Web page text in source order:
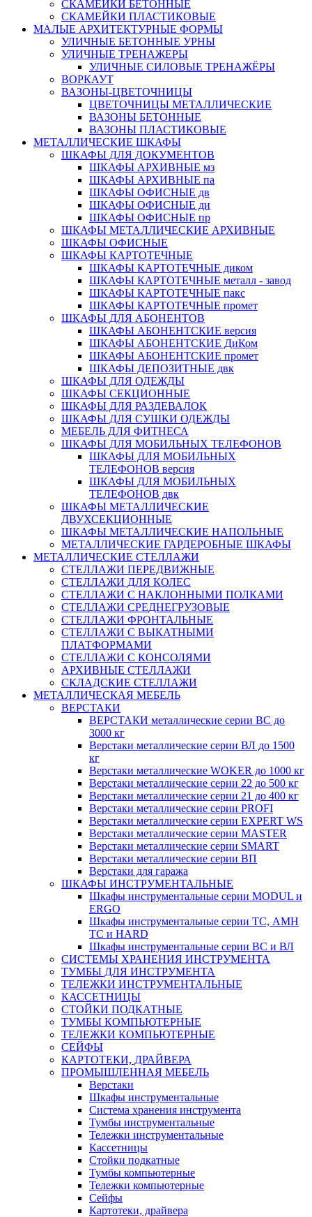
СКАМЕЙКИ БЕТОННЫЕ
СКАМЕЙКИ ПЛАСТИКОВЫЕ
МАЛЫЕ АРХИТЕКТУРНЫЕ ФОРМЫ
УЛИЧНЫЕ БЕТОННЫЕ УРНЫ
УЛИЧНЫЕ ТРЕНАЖЕРЫ
УЛИЧНЫЕ СИЛОВЫЕ ТРЕНАЖЁРЫ
ВОРКАУТ
ВАЗОНЫ-ЦВЕТОЧНИЦЫ
ЦВЕТОЧНИЦЫ МЕТАЛЛИЧЕСКИЕ
ВАЗОНЫ БЕТОННЫЕ
ВАЗОНЫ ПЛАСТИКОВЫЕ
МЕТАЛЛИЧЕСКИЕ ШКАФЫ
ШКАФЫ ДЛЯ ДОКУМЕНТОВ
ШКАФЫ АРХИВНЫЕ мз
ШКАФЫ АРХИВНЫЕ па
ШКАФЫ ОФИСНЫЕ дв
ШКАФЫ ОФИСНЫЕ ди
ШКАФЫ ОФИСНЫЕ пр
ШКАФЫ МЕТАЛЛИЧЕСКИЕ АРХИВНЫЕ
ШКАФЫ ОФИСНЫЕ
ШКАФЫ КАРТОТЕЧНЫЕ
ШКАФЫ КАРТОТЕЧНЫЕ диком
ШКАФЫ КАРТОТЕЧНЫЕ металл - завод
ШКАФЫ КАРТОТЕЧНЫЕ пакс
ШКАФЫ КАРТОТЕЧНЫЕ промет
ШКАФЫ ДЛЯ АБОНЕНТОВ
ШКАФЫ АБОНЕНТСКИЕ версия
ШКАФЫ АБОНЕНТСКИЕ ДиКом
ШКАФЫ АБОНЕНТСКИЕ промет
ШКАФЫ ДЕПОЗИТНЫЕ двк
ШКАФЫ ДЛЯ ОДЕЖДЫ
ШКАФЫ СЕКЦИОННЫЕ
ШКАФЫ ДЛЯ РАЗДЕВАЛОК
ШКАФЫ ДЛЯ СУШКИ ОДЕЖДЫ
МЕБЕЛЬ ДЛЯ ФИТНЕСА
ШКАФЫ ДЛЯ МОБИЛЬНЫХ ТЕЛЕФОНОВ
ШКАФЫ ДЛЯ МОБИЛЬНЫХ
ТЕЛЕФОНОВ версия
ШКАФЫ ДЛЯ МОБИЛЬНЫХ
ТЕЛЕФОНОВ двк
ШКАФЫ МЕТАЛЛИЧЕСКИЕ
ДВУХСЕКЦИОННЫЕ
ШКАФЫ МЕТАЛЛИЧЕСКИЕ НАПОЛЬНЫЕ
МЕТАЛЛИЧЕСКИЕ ГАРДЕРОБНЫЕ ШКАФЫ
МЕТАЛЛИЧЕСКИЕ СТЕЛЛАЖИ
СТЕЛЛАЖИ ПЕРЕДВИЖНЫЕ
СТЕЛЛАЖИ ДЛЯ КОЛЕС
СТЕЛЛАЖИ С НАКЛОННЫМИ ПОЛКАМИ
СТЕЛЛАЖИ СРЕДНЕГРУЗОВЫЕ
СТЕЛЛАЖИ ФРОНТАЛЬНЫЕ
СТЕЛЛАЖИ С ВЫКАТНЫМИ
ПЛАТФОРМАМИ
СТЕЛЛАЖИ С КОНСОЛЯМИ
АРХИВНЫЕ СТЕЛЛАЖИ
СКЛАДСКИЕ СТЕЛЛАЖИ
МЕТАЛЛИЧЕСКАЯ МЕБЕЛЬ
ВЕРСТАКИ
ВЕРСТАКИ металлические серии ВС до
3000 кг
Верстаки металлические серии ВЛ до 1500
кг
Верстаки металлические WOKER до 1000 кг
Верстаки металлические серии 22 до 500 кг
Верстаки металлические серии 21 до 400 кг
Верстаки металлические серии PROFI
Верстаки металлические серии EXPERT WS
Верстаки металлические серии MASTER
Верстаки металлические серии SMART
Верстаки металлические серии ВП
Верстаки для гаража
ШКАФЫ ИНСТРУМЕНТАЛЬНЫЕ
Шкафы инструментальные серии MODUL и
ERGO
Шкафы инструментальные серии ТС, АМН
ТС и HARD
Шкафы инструментальные серии ВС и ВЛ
СИСТЕМЫ ХРАНЕНИЯ ИНСТРУМЕНТА
ТУМБЫ ДЛЯ ИНСТРУМЕНТА
ТЕЛЕЖКИ ИНСТРУМЕНТАЛЬНЫЕ
КАССЕТНИЦЫ
СТОЙКИ ПОДКАТНЫЕ
ТУМБЫ КОМПЬЮТЕРНЫЕ
ТЕЛЕЖКИ КОМПЬЮТЕРНЫЕ
СЕЙФЫ
КАРТОТЕКИ, ДРАЙВЕРА
ПРОМЫШЛЕННАЯ МЕБЕЛЬ
Верстаки
Шкафы инструментальные
Система хранения инструмента
Тумбы инструментальные
Тележки инструментальные
Кассетницы
Стойки подкатные
Тумбы компьютерные
Тележки компьютерные
Сейфы
Картотеки, драйвера